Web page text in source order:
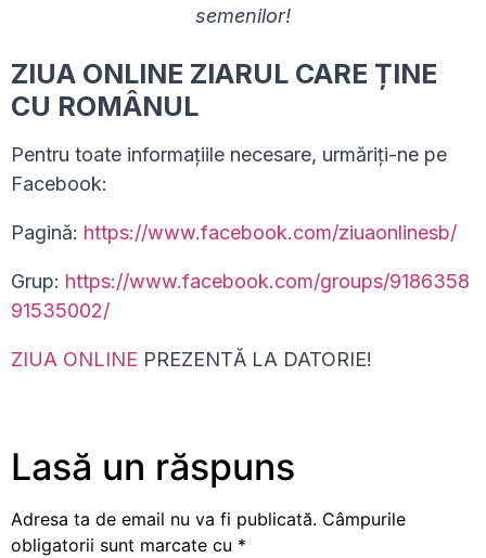
semenilor!
ZIUA ONLINE ZIARUL CARE ȚINE
CU ROMÂNUL
Pentru toate informațiile necesare, urmăriți-ne pe
Facebook:
Pagină: https://www.facebook.com/ziuaonlinesb/
Grup: https://www.facebook.com/groups/9186358
91535002/
ZIUA ONLINE PREZENTĂ LA DATORIE!
Lasă un răspuns
Adresa ta de email nu va fi publicată. Câmpurile
obligatorii sunt marcate cu *